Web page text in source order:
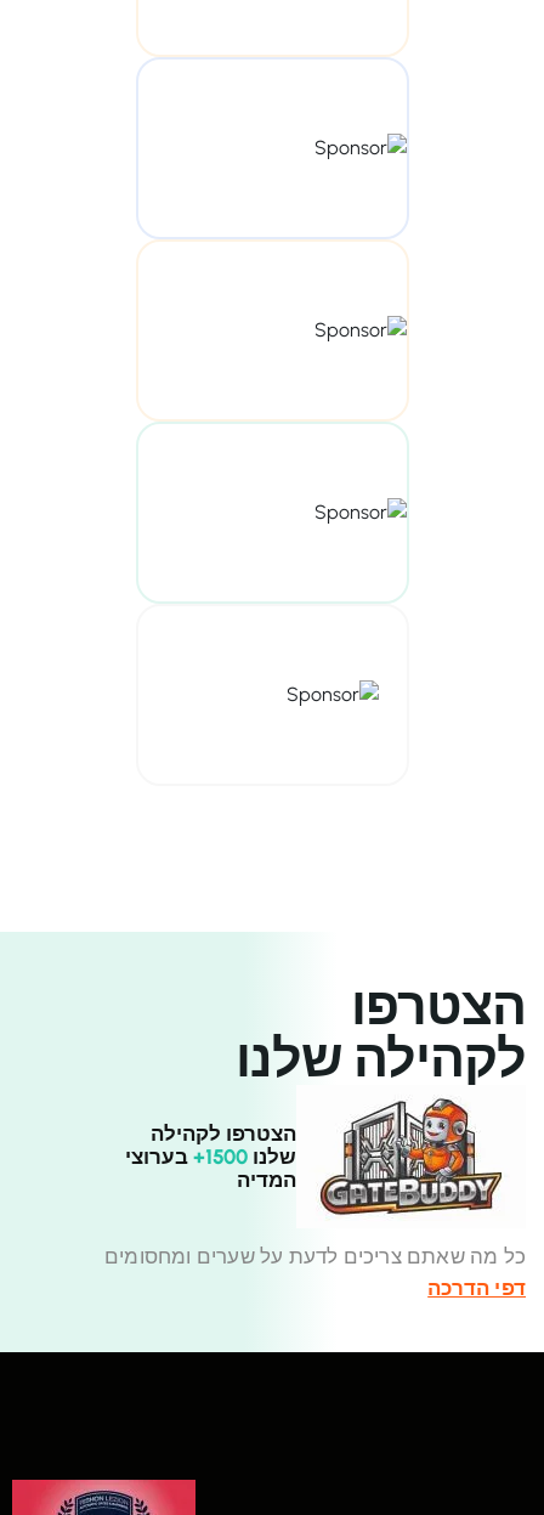
הצטרפו
לקהילה שלנו
הצטרפו לקהילה
שלנו 1500+
בערוצי
המדיה
כל מה שאתם צריכים לדעת על שערים ומחסומים
דפי הדרכה